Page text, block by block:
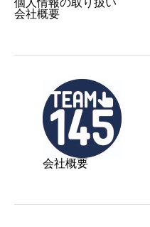
個人情報の取り扱い
会社概要
会社概要